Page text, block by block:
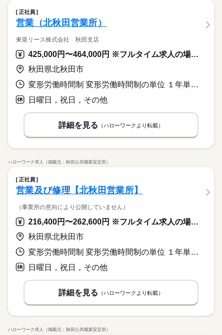
正社員
営業（北秋田営業所）
東亜リース株式会社 秋田支店
425,000円〜464,000円 ※フルタイム求人の場合は月額（換算額）、パート求人の場合は時間額を表示しています。
秋田県北秋田市
変形労働時間制 変形労働時間制の単位 １年単位 就業時間１ 8時30分〜17時30分
日曜日，祝日，その他
詳細を見る （ハローワークより転載）
ハローワーク求人（掲載元：秋田公共職業安定所）
正社員
営業及び修理【北秋田営業所】
（事業所の意向により公開していません）
216,400円〜262,600円 ※フルタイム求人の場合は月額（換算額）、パート求人の場合は時間額を表示しています。
秋田県北秋田市
変形労働時間制 変形労働時間制の単位 １年単位 就業時間１ 8時30分〜17時00分 就業時間２ 8時30分〜17時30分 就業時間に関する特記事項 ９／１４～１０／１５は１７時３０分まで
日曜日，祝日，その他
詳細を見る （ハローワークより転載）
ハローワーク求人（掲載元：秋田公共職業安定所）